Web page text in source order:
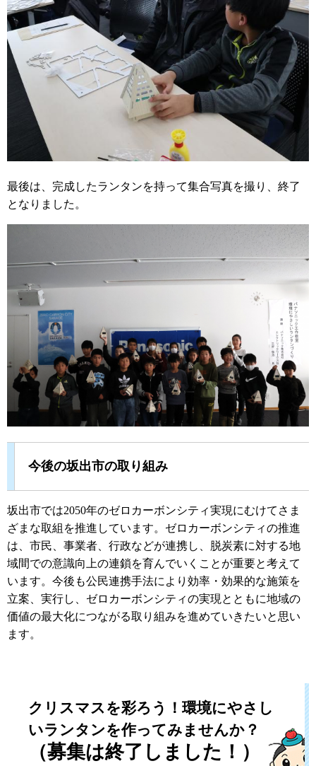
最後は、完成したランタンを持って集合写真を撮り、終了
となりました。
今後の坂出市の取り組み
坂出市では2050年のゼロカーボンシティ実現にむけてさま
ざまな取組を推進しています。ゼロカーボンシティの推進
は、市民、事業者、行政などが連携し、脱炭素に対する地
域間での意識向上の連鎖を育んでいくことが重要と考えて
います。今後も公民連携手法により効率・効果的な施策を
立案、実行し、ゼロカーボンシティの実現とともに地域の
価値の最大化につながる取り組みを進めていきたいと思い
ます。
クリスマスを彩ろう！環境にやさし
いランタンを作ってみませんか？
（募集は終了しました！）